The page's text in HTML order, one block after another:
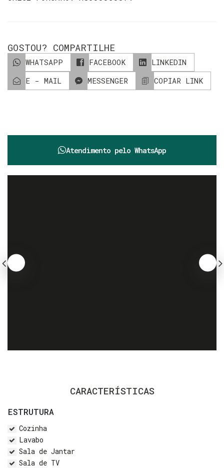
GOSTOU? COMPARTILHE
WHATSAPP FACEBOOK
LINKEDIN
E - MAIL
MESSENGER COPIAR LINK
Atendimento pelo WhatsApp
CARACTERÍSTICAS
ESTRUTURA
Cozinha
Lavabo
Sala de Jantar
Sala de TV